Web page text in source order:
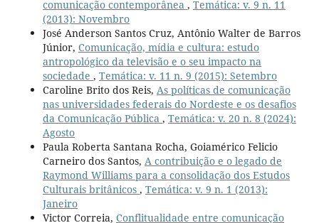
comunicação contemporânea , Temática: v. 9 n. 11
(2013): Novembro
José Anderson Santos Cruz, Antônio Walter de Barros
Júnior, Comunicação, mídia e cultura: estudo
antropológico da televisão e o seu impacto na
sociedade , Temática: v. 11 n. 9 (2015): Setembro
Caroline Brito dos Reis, As políticas de comunicação
nas universidades federais do Nordeste e os desafios
da Comunicação Pública , Temática: v. 20 n. 8 (2024):
Agosto
Paula Roberta Santana Rocha, Goiamérico Felicio
Carneiro dos Santos, A contribuição e o legado de
Raymond Williams para a consolidação dos Estudos
Culturais britânicos , Temática: v. 9 n. 1 (2013):
Janeiro
Victor Correia, Conflitualidade entre comunicação